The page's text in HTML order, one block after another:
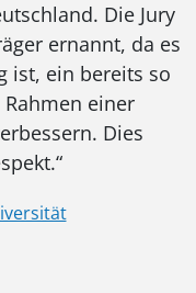
Die Jury
ernannt, da es
ist, ein bereits so
einer
Dies